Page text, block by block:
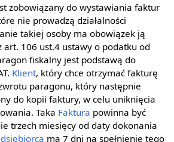
zobowiązany do wystawiania faktur
nie prowadzą działalności
takiej osoby ma obowiązek ją
art. 106 ust.4 ustawy o podatku od
fiskalny jest podstawą do
Klient, który chce otrzymać fakturę
paragonu, który następnie
do kopii faktury, w celu uniknięcia
Taka Faktura powinna być
trzech miesięcy od daty dokonania
ma 7 dni na spełnienie tego